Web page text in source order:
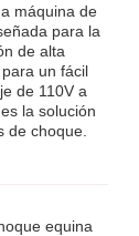
máquina de
para la
de alta
un fácil
de 110V a
la solución
de choque.
equina